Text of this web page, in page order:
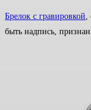
Брелок с гравировкой,
быть надпись,